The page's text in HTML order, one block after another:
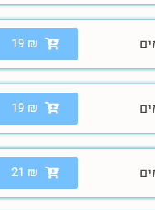
19 ₪
19 ₪
21 ₪